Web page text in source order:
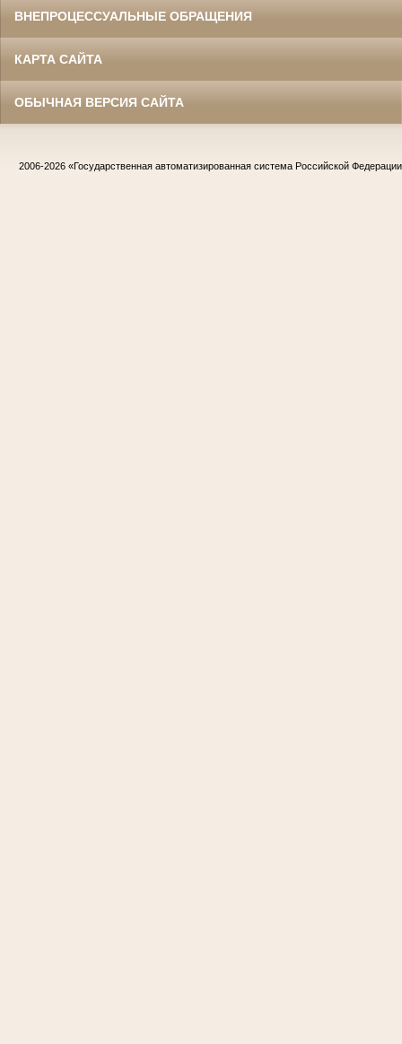
ВНЕПРОЦЕССУАЛЬНЫЕ ОБРАЩЕНИЯ
КАРТА САЙТА
ОБЫЧНАЯ ВЕРСИЯ САЙТА
2006-2026 «Государственная автоматизированная система Российской